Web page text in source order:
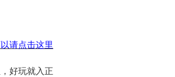
请点击这里
好玩就入正